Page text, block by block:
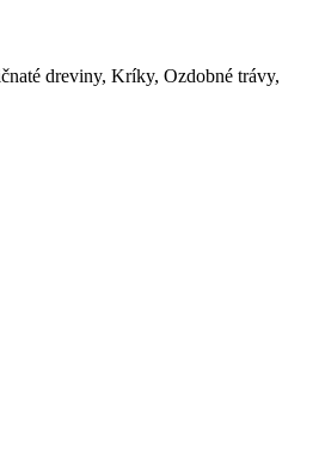
dreviny, Kríky, Ozdobné trávy,